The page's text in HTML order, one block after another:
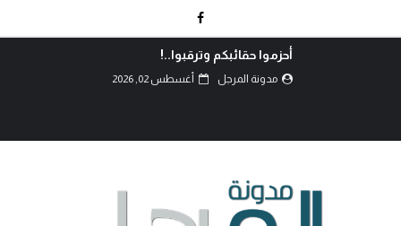
أحزموا حقائبكم وترقبوا..!
مدونة المرجل أغسطس 02, 2026